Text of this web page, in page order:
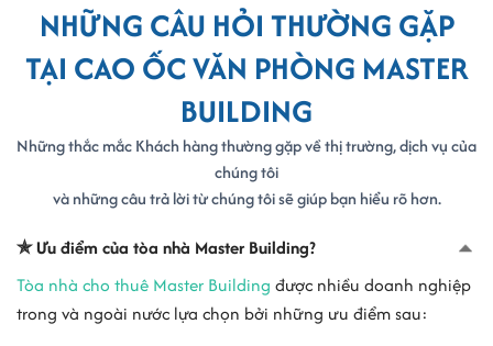
Hồ Chí Minh
- Mã số thuế: 0313583198
CÔNG TY TNHH MAPLE LEAF VIETNAM
- Địa chỉ: Tầng 1, tòa nhà Master Building, số 41-43 Trần Cao Vân,
Phường Võ Thị Sáu, Quận 3
- Địa chỉ mới: 41-43 Trần Cao Vân, Phường Xuân Hòa, Thành phố
Hồ Chí Minh
THÔNG TIN CÔNG TY TNHH THƯƠNG MẠI NUTRADE
- Địa chỉ: Lầu 6, tòa nhà Master Building, số 41-43 Trần Cao Vân,
Phường Võ Thị Sáu, Quận 3
NHỮNG CÂU HỎI THƯỜNG GẶP
TẠI CAO ỐC VĂN PHÒNG MASTER
BUILDING
Những thắc mắc Khách hàng thường gặp về thị trường, dịch vụ của
chúng tôi
và những câu trả lời từ chúng tôi sẽ giúp bạn hiểu rõ hơn.
✯ Ưu điểm của tòa nhà Master Building?
Tòa nhà cho thuê Master Building được nhiều doanh nghiệp
trong và ngoài nước lựa chọn bởi những ưu điểm sau: